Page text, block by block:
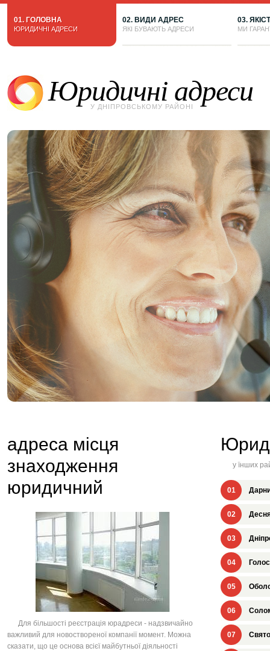
01. ГОЛОВНА
ЮРИДИЧНІ АДРЕСИ
02. ВИДИ АДРЕС
ЯКІ БУВАЮТЬ АДРЕСИ
03.
МИ
Юридичні адреси
У ДНІПРОВСЬКОМУ РАЙОНІ
адреса місця
знаходження
юридичний
Для більшості реєстрація юрадреси - надзвичайно
важливий для новоствореної компанії момент. Можна
сказати, що це основа всієї майбутньої діяльності
у їнших
01
02
03
04
05
06
07